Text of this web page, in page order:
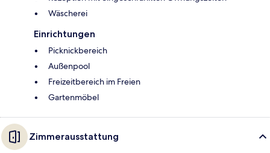
Wäscherei
Einrichtungen
Picknickbereich
Außenpool
Freizeitbereich im Freien
Gartenmöbel
Zimmerausstattung